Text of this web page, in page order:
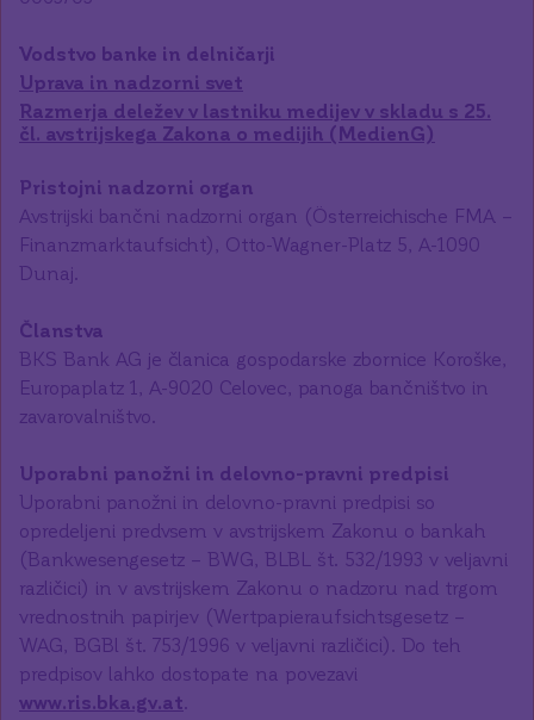
Vodstvo banke in delničarji
Uprava in nadzorni svet
Razmerja deležev v lastniku medijev v skladu s 25.
čl. avstrijskega Zakona o medijih (MedienG)
Pristojni nadzorni organ
Avstrijski bančni nadzorni organ (Österreichische FMA –
Finanzmarktaufsicht), Otto-Wagner-Platz 5, A-1090
Dunaj.
Članstva
BKS Bank AG je članica gospodarske zbornice Koroške,
Europaplatz 1, A-9020 Celovec, panoga bančništvo in
zavarovalništvo.
Uporabni panožni in delovno-pravni predpisi
Uporabni panožni in delovno-pravni predpisi so
opredeljeni predvsem v avstrijskem Zakonu o bankah
(Bankwesengesetz – BWG, BLBL št. 532/1993 v veljavni
različici) in v avstrijskem Zakonu o nadzoru nad trgom
vrednostnih papirjev (Wertpapieraufsichtsgesetz –
WAG, BGBl št. 753/1996 v veljavni različici). Do teh
predpisov lahko dostopate na povezavi
www.ris.bka.gv.at.